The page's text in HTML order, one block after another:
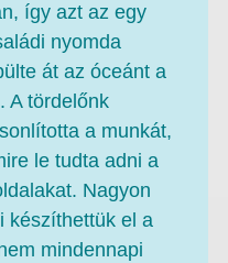
így azt az egy
nyomda
át az óceánt a
A tördelőnk
a munkát,
le tudta adni a
Nagyon
készíthettük el a
mindennapi